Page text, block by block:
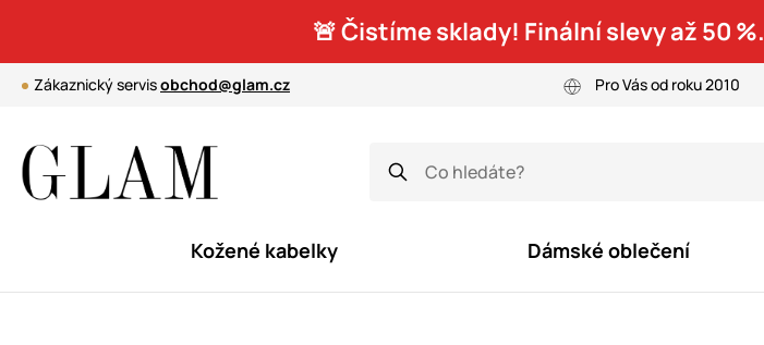
🚨 Čistíme sklady! Finální slevy až 50 %.
Zákaznický servisobchod@glam.cz Pro Vás od roku 2010
Kožené kabelky Dámské oblečení